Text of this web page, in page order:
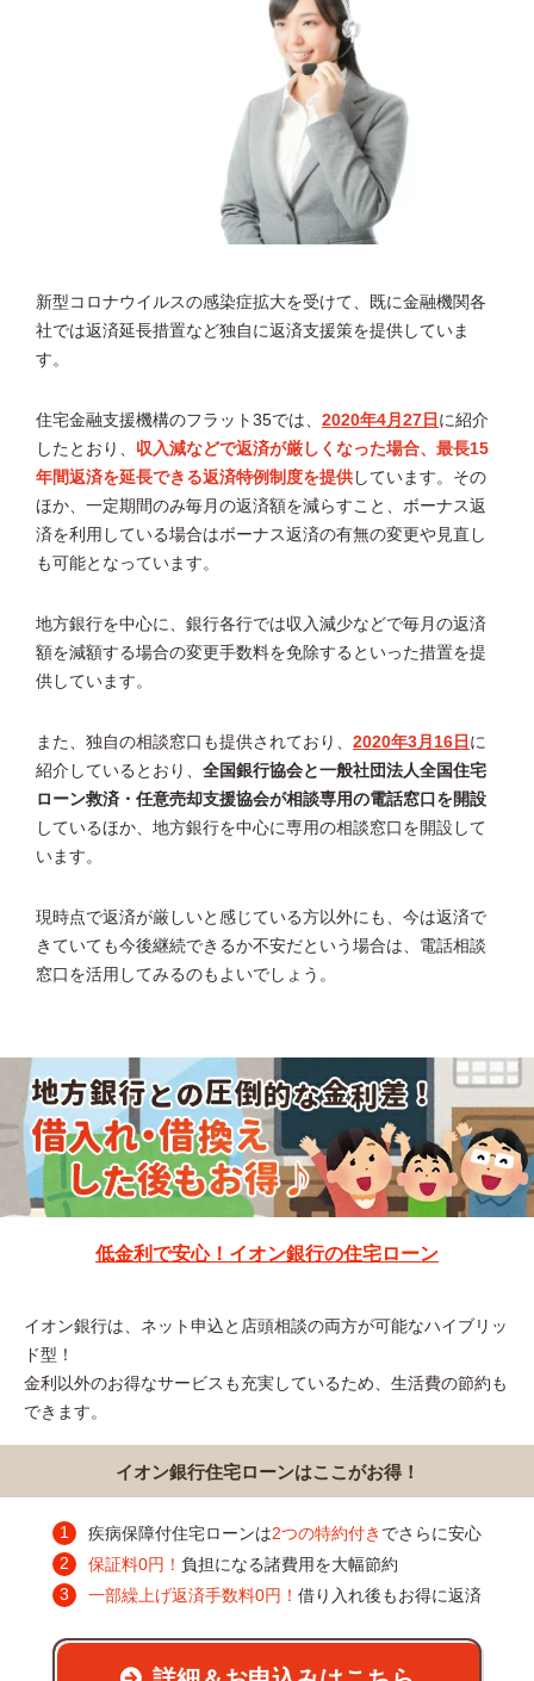
新型コロナウイルスの感染症拡大を受けて、既に金融機関各
社では返済延長措置など独自に返済支援策を提供していま
す。
住宅金融支援機構のフラット35では、 2020年4月27日 に紹介
したとおり、 収入減などで返済が厳しくなった場合、最長15
年間返済を延長できる返済特例制度を提供 しています。その
ほか、一定期間のみ毎月の返済額を減らすこと、ボーナス返
済を利用している場合はボーナス返済の有無の変更や見直し
も可能となっています。
地方銀行を中心に、銀行各行では収入減少などで毎月の返済
額を減額する場合の変更手数料を免除するといった措置を提
供しています。
また、独自の相談窓口も提供されており、 2020年3月16日 に
紹介しているとおり、 全国銀行協会と一般社団法人全国住宅
ローン救済・任意売却支援協会が相談専用の電話窓口を開設
しているほか、地方銀行を中心に専用の相談窓口を開設して
います。
現時点で返済が厳しいと感じている方以外にも、今は返済で
きていても今後継続できるか不安だという場合は、電話相談
窓口を活用してみるのもよいでしょう。
低金利で安心！イオン銀行の住宅ローン
イオン銀行は、ネット申込と店頭相談の両方が可能なハイブリッ
ド型！
金利以外のお得なサービスも充実しているため、生活費の節約も
できます。
イオン銀行住宅ローンはここがお得！
疾病保障付住宅ローンは2つの特約付き でさらに安心
保証料0円！ 負担になる諸費用を大幅節約
一部繰上げ返済手数料0円！ 借り入れ後もお得に返済